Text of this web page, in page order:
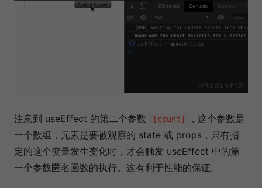
注意到 useEffect 的第二个参数 [count]
，这个参数是
一个数组，元素是要被观察的 state 或 props，只有指
定的这个变量发生变化时，才会触发 useEffect 中的第
一个参数匿名函数的执行。这有利于性能的保证。